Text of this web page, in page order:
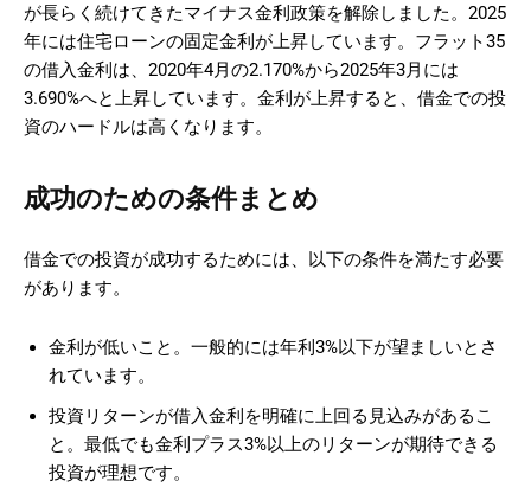
が長らく続けてきたマイナス金利政策を解除しました。2025
年には住宅ローンの固定金利が上昇しています。フラット35
の借入金利は、2020年4月の2.170%から2025年3月には
3.690%へと上昇しています。金利が上昇すると、借金での投
資のハードルは高くなります。
成功のための条件まとめ
借金での投資が成功するためには、以下の条件を満たす必要
があります。
金利が低いこと。一般的には年利3%以下が望ましいとさ
れています。
投資リターンが借入金利を明確に上回る見込みがあるこ
と。最低でも金利プラス3%以上のリターンが期待できる
投資が理想です。